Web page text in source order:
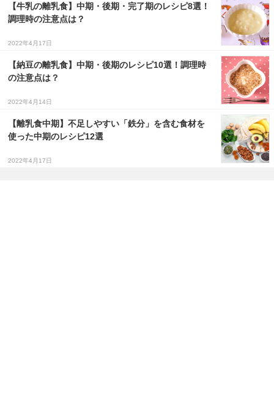
【牛乳の離乳食】中期・後期・完了期のレシピ8選！
調理時の注意点は？
2022年4月17日
【納豆の離乳食】中期・後期のレシピ10選！調理時
の注意点は？
2022年4月14日
【離乳食中期】不足しやすい「鉄分」を含む食材を
使った中期のレシピ12選
2022年4月17日